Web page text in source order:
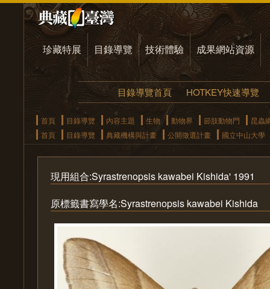
珍藏特展 目錄導覽 技術體驗 成果網站資源
目錄導覽首頁 HOTKEY快速導覽
首頁 目錄導覽 內容主題 生物 動物界 節肢動物門
昆蟲
首頁
目錄導覽 典藏機構與計畫 公開徵選計畫 國立中山大學
現用組合:Syrastrenopsis kawabei Kishida' 1991
原標籤書寫學名:Syrastrenopsis kawabei Kishida